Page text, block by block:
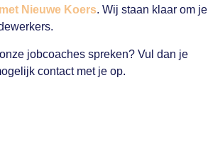
Nieuwe Koers. Wij staan klaar om je
jobcoaches spreken? Vul dan je
contact met je op.